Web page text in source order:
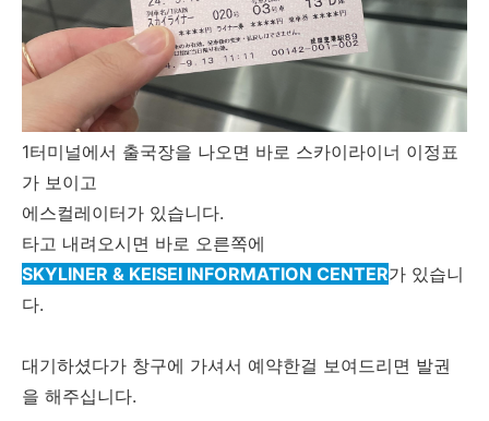
1터미널에서 출국장을 나오면 바로 스카이라이너 이정표
가 보이고
에스컬레이터가 있습니다.
타고 내려오시면 바로 오른쪽에
SKYLINER & KEISEI INFORMATION CENTER가 있습니
다.
대기하셨다가 창구에 가셔서 예약한걸 보여드리면 발권
을 해주십니다.